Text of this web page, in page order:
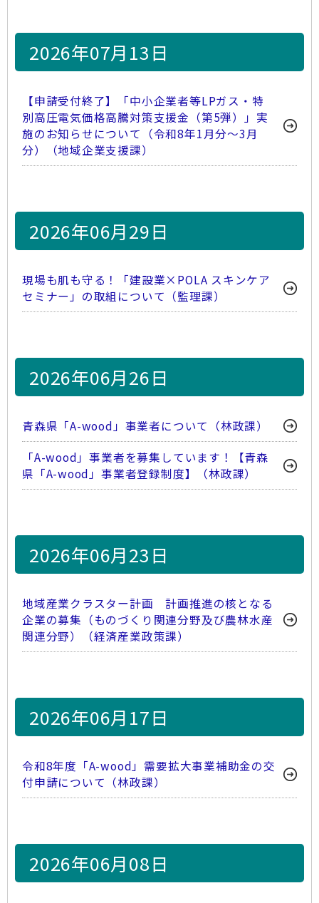
2026年07月13日
【申請受付終了】「中小企業者等LPガス・特
別高圧電気価格高騰対策支援金（第5弾）」実
施のお知らせについて（令和8年1月分～3月
分）（地域企業支援課）
2026年06月29日
現場も肌も守る！「建設業×POLA スキンケア
セミナー」の取組について（監理課）
2026年06月26日
青森県「A-wood」事業者について（林政課）
「A-wood」事業者を募集しています！【青森
県「A-wood」事業者登録制度】（林政課）
2026年06月23日
地域産業クラスター計画 計画推進の核となる
企業の募集（ものづくり関連分野及び農林水産
関連分野）（経済産業政策課）
2026年06月17日
令和8年度「A-wood」需要拡大事業補助金の交
付申請について（林政課）
2026年06月08日